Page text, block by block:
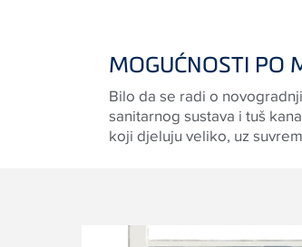
MOGUĆNOSTI PO
Bilo da se radi o
sanitarnog sustava i tuš
koji djeluju veliko, uz